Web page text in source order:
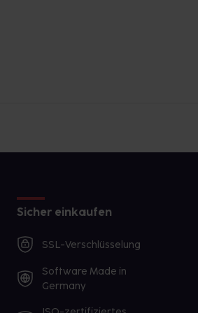
Sicher einkaufen
SSL-Verschlüsselung
Software Made in
Germany